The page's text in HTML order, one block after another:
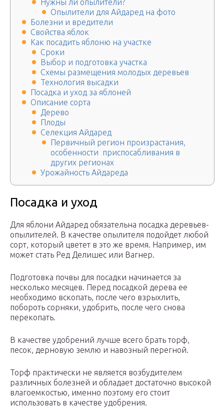
Нужны ли опылители?
Опылители для Айдаред на фото
Болезни и вредители
Свойства яблок
Как посадить яблоню на участке
Сроки
Выбор и подготовка участка
Схемы размещения молодых деревьев
Технология высадки
Посадка и уход за яблоней
Описание сорта
Дерево
Плоды
Селекция Айдаред
Первичный регион произрастания,
особенности приспосабливания в
других регионах
Урожайность Айдареда
Посадка и уход
Для яблони Айдаред обязательна посадка деревьев-
опылителей. В качестве опылителя подойдет любой
сорт, который цветет в это же время. Например, им
может стать Ред Делишес или Вагнер.
Подготовка почвы для посадки начинается за
несколько месяцев. Перед посадкой дерева ее
необходимо вскопать, после чего взрыхлить,
побороть сорняки, удобрить, после чего снова
перекопать.
В качестве удобрений лучше всего брать торф,
песок, дерновую землю и навозный перегной.
Торф практически не является возбудителем
различных болезней и обладает достаточно высокой
влагоемкостью, именно поэтому его стоит
использовать в качестве удобрения.